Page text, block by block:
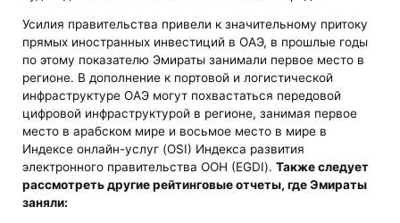
Усилия правительства привели к значительному притоку
прямых иностранных инвестиций в ОАЭ, в прошлые годы
по этому показателю Эмираты занимали первое место в
регионе. В дополнение к портовой и логистической
инфраструктуре ОАЭ могут похвастаться передовой
цифровой инфраструктурой в регионе, занимая первое
место в арабском мире и восьмое место в мире в
Индексе онлайн-услуг (OSI) Индекса развития
электронного правительства ООН (EGDI).Также следует
рассмотреть другие рейтинговые отчеты, где Эмираты
заняли: